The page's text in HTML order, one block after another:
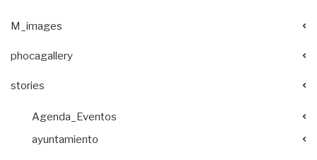
M_images
phocagallery
stories
Agenda_Eventos
ayuntamiento